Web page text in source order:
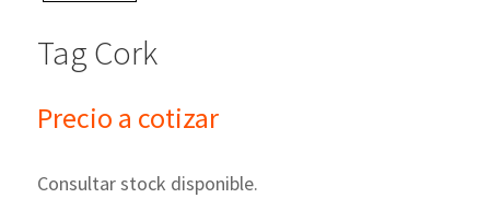
Tag Cork
Precio a cotizar
Consultar stock disponible.